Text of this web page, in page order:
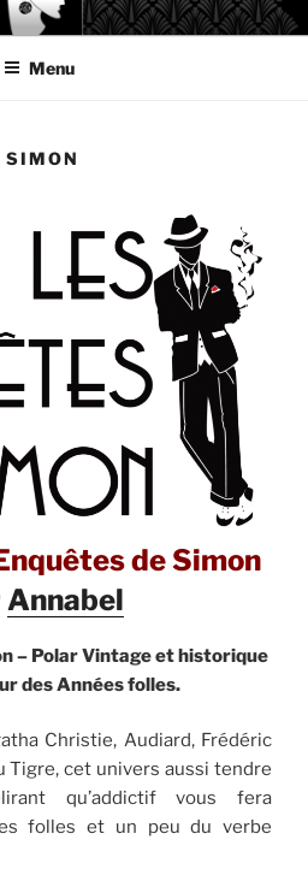
Menu
SIMON
de Simon
Annabel
– Polar Vintage et historique
des Années folles.
Christie, Audiard, Frédéric
Tigre, cet univers aussi tendre
qu’addictif vous fera
folles et un peu du verbe